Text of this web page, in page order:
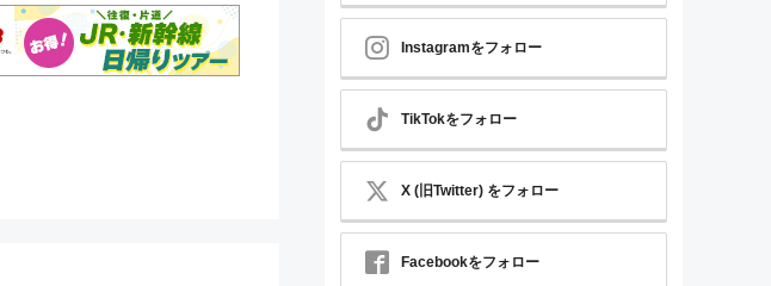
Instagramをフォロー
TikTokをフォロー
X (旧Twitter) をフォロー
Facebookをフォロー